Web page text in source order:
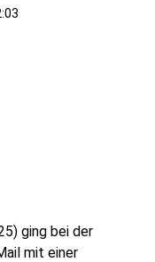
ging bei der
mit einer